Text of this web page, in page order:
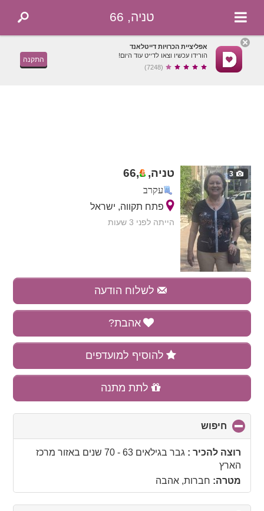
טניה, 66
אפליציית הכרויות דייטלאנד
הורידו עכשיו וצאו לדייט עוד היום!
(7248)
התקנה
3 טניה, ,
66
עקרב
פתח תקווה, ישראל
הייתה לפני 3 שעות
לשלוח הודעה
אהבת?
להוסיף למועדפים
לתת מתנה
חיפוש
to
collapseרוצה להכיר : גבר בגילאים 63 - 70 שנים באזור מרכז
הארץ
מטרה: חברות, אהבה